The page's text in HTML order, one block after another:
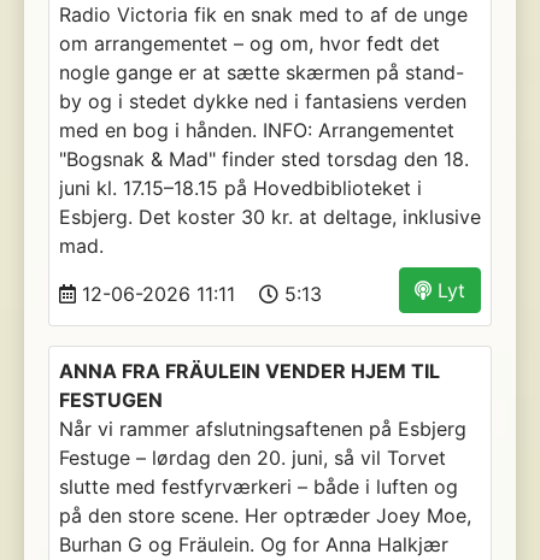
Radio Victoria fik en snak med to af de unge
om arrangementet – og om, hvor fedt det
nogle gange er at sætte skærmen på stand-
by og i stedet dykke ned i fantasiens verden
med en bog i hånden. INFO: Arrangementet
"Bogsnak & Mad" finder sted torsdag den 18.
juni kl. 17.15–18.15 på Hovedbiblioteket i
Esbjerg. Det koster 30 kr. at deltage, inklusive
mad.
Lyt
12-06-2026 11:11 5:13
ANNA FRA FRÄULEIN VENDER HJEM TIL
FESTUGEN
Når vi rammer afslutningsaftenen på Esbjerg
Festuge – lørdag den 20. juni, så vil Torvet
slutte med festfyrværkeri – både i luften og
på den store scene. Her optræder Joey Moe,
Burhan G og Fräulein. Og for Anna Halkjær